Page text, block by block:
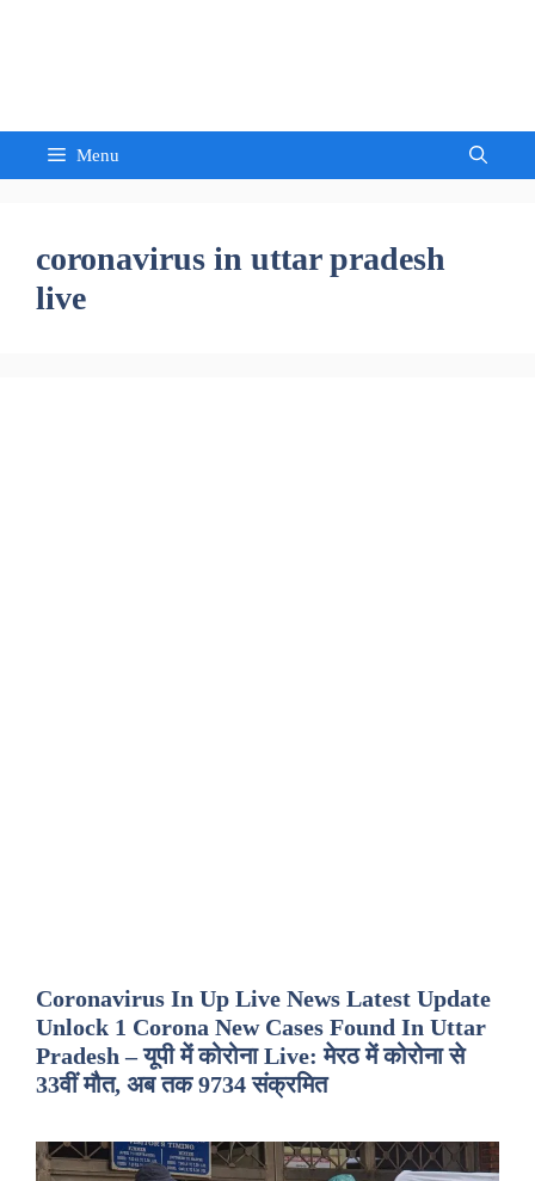
Menu
coronavirus in uttar pradesh
live
Coronavirus In Up Live News Latest Update
Unlock 1 Corona New Cases Found In Uttar
Pradesh – यूपी में कोरोना Live: मेरठ में कोरोना से
33वीं मौत, अब तक 9734 संक्रमित